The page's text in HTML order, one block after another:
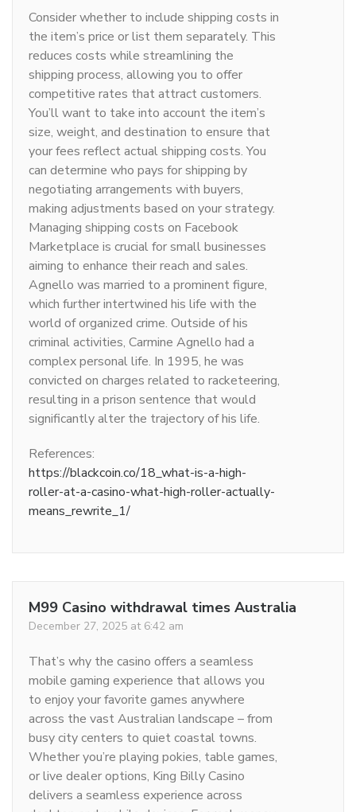
Consider whether to include shipping costs in
the item’s price or list them separately. This
reduces costs while streamlining the
shipping process, allowing you to offer
competitive rates that attract customers.
You’ll want to take into account the item’s
size, weight, and destination to ensure that
your fees reflect actual shipping costs. You
can determine who pays for shipping by
negotiating arrangements with buyers,
making adjustments based on your strategy.
Managing shipping costs on Facebook
Marketplace is crucial for small businesses
aiming to enhance their reach and sales.
Agnello was married to a prominent figure,
which further intertwined his life with the
world of organized crime. Outside of his
criminal activities, Carmine Agnello had a
complex personal life. In 1995, he was
convicted on charges related to racketeering,
resulting in a prison sentence that would
significantly alter the trajectory of his life.
References:
https://blackcoin.co/18_what-is-a-high-
roller-at-a-casino-what-high-roller-actually-
means_rewrite_1/
M99 Casino withdrawal times Australia
December 27, 2025 at 6:42 am
That’s why the casino offers a seamless
mobile gaming experience that allows you
to enjoy your favorite games anywhere
across the vast Australian landscape – from
busy city centers to quiet coastal towns.
Whether you’re playing pokies, table games,
or live dealer options, King Billy Casino
delivers a seamless experience across